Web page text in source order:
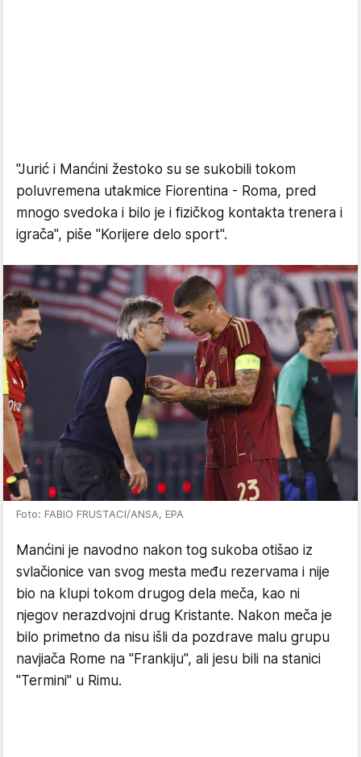
"Jurić i Manćini žestoko su se sukobili tokom
poluvremena utakmice Fiorentina - Roma, pred
mnogo svedoka i bilo je i fizičkog kontakta trenera i
igrača", piše "Korijere delo sport".
Foto: FABIO FRUSTACI/ANSA, EPA
Manćini je navodno nakon tog sukoba otišao iz
svlačionice van svog mesta među rezervama i nije
bio na klupi tokom drugog dela meča, kao ni
njegov nerazdvojni drug Kristante. Nakon meča je
bilo primetno da nisu išli da pozdrave malu grupu
navjiača Rome na "Frankiju", ali jesu bili na stanici
"Termini" u Rimu.